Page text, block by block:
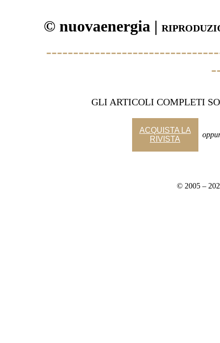
© nuovaenergia |
GLI ARTICOLI COMPLETI
ACQUISTA LA
RIVISTA
© 2005 –